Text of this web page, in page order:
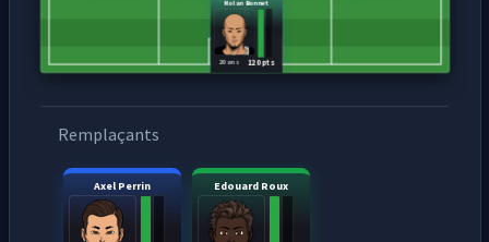
Nolan Bonnet
120 pts
20 ans
Remplaçants
Axel Perrin Edouard Roux